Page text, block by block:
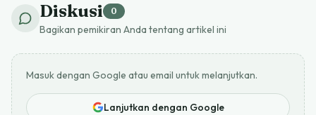
Diskusi 0
Bagikan pemikiran Anda tentang artikel ini
Masuk dengan Google atau email untuk melanjutkan.
Lanjutkan dengan Google